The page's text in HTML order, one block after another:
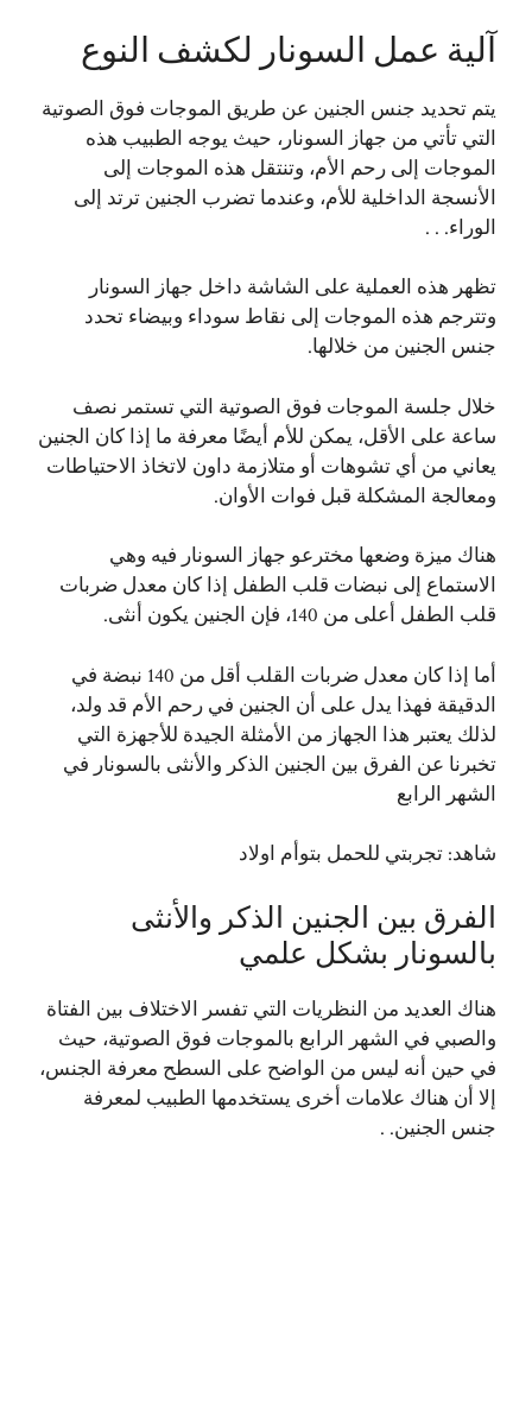
آلية عمل السونار لكشف النوع
يتم تحديد جنس الجنين عن طريق الموجات فوق الصوتية
التي تأتي من جهاز السونار، حيث يوجه الطبيب هذه
الموجات إلى رحم الأم، وتنتقل هذه الموجات إلى
الأنسجة الداخلية للأم، وعندما تضرب الجنين ترتد إلى
الوراء. . .
تظهر هذه العملية على الشاشة داخل جهاز السونار
وتترجم هذه الموجات إلى نقاط سوداء وبيضاء تحدد
جنس الجنين من خلالها.
خلال جلسة الموجات فوق الصوتية التي تستمر نصف
ساعة على الأقل، يمكن للأم أيضًا معرفة ما إذا كان الجنين
يعاني من أي تشوهات أو متلازمة داون لاتخاذ الاحتياطات
ومعالجة المشكلة قبل فوات الأوان.
هناك ميزة وضعها مخترعو جهاز السونار فيه وهي
الاستماع إلى نبضات قلب الطفل إذا كان معدل ضربات
قلب الطفل أعلى من 140، فإن الجنين يكون أنثى.
أما إذا كان معدل ضربات القلب أقل من 140 نبضة في
الدقيقة فهذا يدل على أن الجنين في رحم الأم قد ولد،
لذلك يعتبر هذا الجهاز من الأمثلة الجيدة للأجهزة التي
تخبرنا عن الفرق بين الجنين الذكر والأنثى ‏بالسونار في
الشهر الرابع
شاهد: تجربتي للحمل بتوأم اولاد
الفرق بين الجنين الذكر والأنثى
‏بالسونار بشكل علمي
هناك العديد من النظريات التي تفسر الاختلاف بين الفتاة
والصبي في الشهر الرابع بالموجات فوق الصوتية، حيث
في حين أنه ليس من الواضح على السطح معرفة الجنس،
إلا أن هناك علامات أخرى يستخدمها الطبيب لمعرفة
جنس الجنين. .